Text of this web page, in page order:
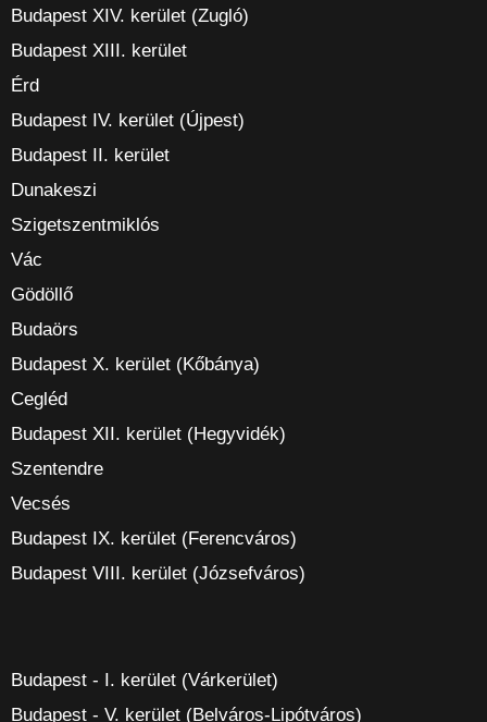
Budapest XIV. kerület (Zugló)
Budapest XIII. kerület
Érd
Budapest IV. kerület (Újpest)
Budapest II. kerület
Dunakeszi
Szigetszentmiklós
Vác
Gödöllő
Budaörs
Budapest X. kerület (Kőbánya)
Cegléd
Budapest XII. kerület (Hegyvidék)
Szentendre
Vecsés
Budapest IX. kerület (Ferencváros)
Budapest VIII. kerület (Józsefváros)
Budapest - I. kerület (Várkerület)
Budapest - V. kerület (Belváros-Lipótváros)